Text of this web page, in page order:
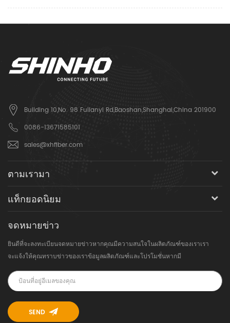
Building 10,No. 98 Fulianyi Rd,Baoshan,Shanghai,China 201900
0086-13671585101
sales@xhfiber.com
ตามเรามา
แท็กยอดนิยม
จดหมายข่าว
ยินดีที่จะลงทะเบียนจดหมายข่าวหากคุณมีความสนใจในผลิตภัณฑ์ของเราเรา
จะแจ้งให้คุณทราบข่าวของเราข้อมูลผลิตภัณฑ์และโปรโมชั่นหากมี